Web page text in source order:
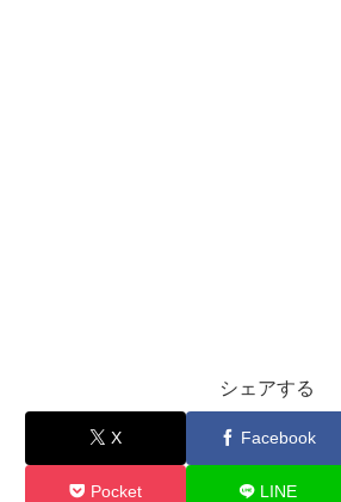
シェアする
X Facebook
Pocket LINE